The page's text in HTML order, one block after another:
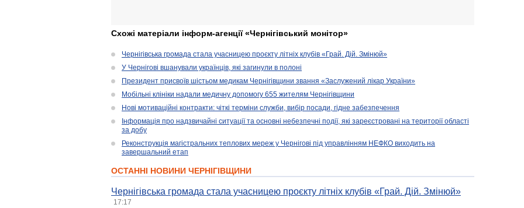
Схожі матеріали інформ-агенції «Чернігівський монітор»
Чернігівська громада стала учасницею проєкту літніх клубів «Грай. Дій. Змінюй»
У Чернігові вшанували українців, які загинули в полоні
Президент присвоїв шістьом медикам Чернігівщини звання «Заслужений лікар України»
Мобільні клініки надали медичну допомогу 655 жителям Чернігівщини
Нові мотиваційні контракти: чіткі терміни служби, вибір посади, гідне забезпечення
Інформація про надзвичайні ситуації та основні небезпечні події, які зареєстровані на території області
за добу
Реконструкція магістральних теплових мереж у Чернігові під управлінням НЕФКО виходить на
завершальний етап
ОСТАННІ НОВИНИ ЧЕРНІГІВЩИНИ
Чернігівська громада стала учасницею проєкту літніх клубів «Грай. Дій. Змінюй»
17:17